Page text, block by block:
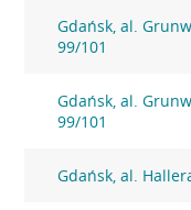
Gdańsk, al.
99/101
Gdańsk, al.
99/101
Gdańsk, al.